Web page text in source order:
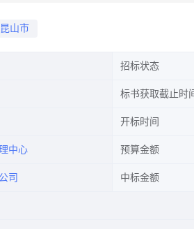
昆山市
招标状态
标书获取截止时
开标时间
中心 预算金额
司 中标金额